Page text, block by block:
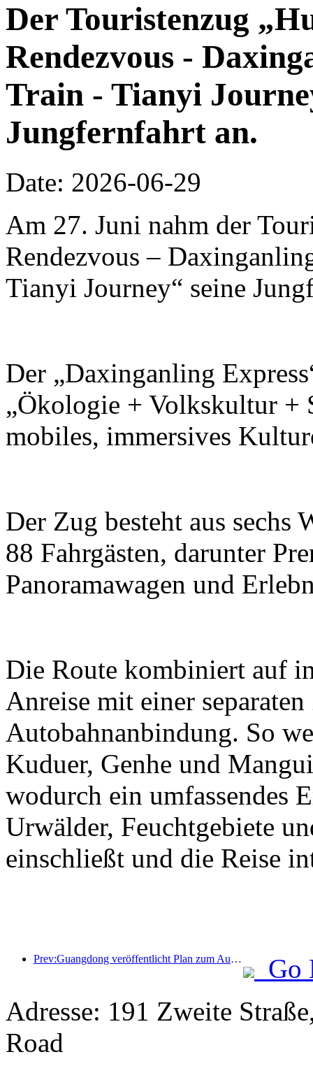
Der Touristenzug
Rendezvous -
Train - Tianyi
Jungfernfahrt an.
Date: 2026-06-29
Am 27. Juni nahm der
Rendezvous –
Tianyi Journey“ seine
Der „Daxinganling
„Ökologie + Volkskultur +
mobiles, immersives
Der Zug besteht aus sechs
88 Fahrgästen, darunter
Panoramawagen und
Die Route kombiniert auf
Anreise mit einer
Autobahnanbindung. So
Kuduer, Genhe und
wodurch ein umfassendes
Urwälder, Feuchtgebiete
einschließt und die Reise
Prev:Guangdong veröffentlicht Plan zum Ausbau der Kapazitäten im Dienstleistungssektor, um die Greater Bay Area zu einem erstklassigen Touristenziel zu entwickeln
Go
Adresse: 191 Zweite
Road